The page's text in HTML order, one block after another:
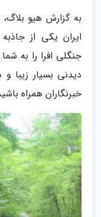
به گزارش هیو
ایران یکی از
جنگلی افرا را به
دیدنی بسیار زیبا
خبرنگاران همراه